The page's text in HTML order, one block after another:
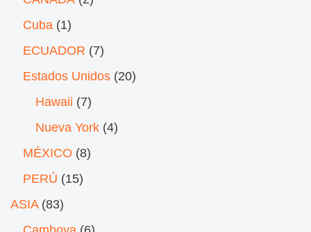
Cuba (1)
ECUADOR (7)
Estados Unidos (20)
Hawaii (7)
Nueva York (4)
MÉXICO (8)
PERÚ (15)
ASIA(83)